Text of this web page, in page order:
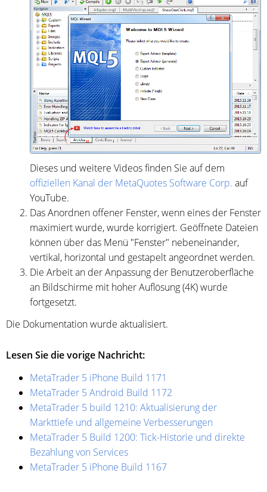
Dieses und weitere Videos finden Sie auf dem
offiziellen Kanal der MetaQuotes Software Corp. auf
YouTube.
Das Anordnen offener Fenster, wenn eines der Fenster
maximiert wurde, wurde korrigiert. Geöffnete Dateien
können über das Menü "Fenster" nebeneinander,
vertikal, horizontal und gestapelt angeordnet werden.
Die Arbeit an der Anpassung der Benutzeroberfläche
an Bildschirme mit hoher Auflösung (4K) wurde
fortgesetzt.
Die Dokumentation wurde aktualisiert.
Lesen Sie die vorige Nachricht:
MetaTrader 5 iPhone Build 1171
MetaTrader 5 Android Build 1172
MetaTrader 5 build 1210: Aktualisierung der
Markttiefe und allgemeine Verbesserungen
MetaTrader 5 Build 1200: Tick-Historie und direkte
Bezahlung von Services
MetaTrader 5 iPhone Build 1167